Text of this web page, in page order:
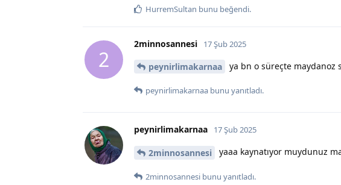
HurremSultan bunu beğendi.
2
2minnosannesi 17 Şub 2025
peynirlimakarnaa ya bn o süreçte maydanoz
peynirlimakarnaa bunu yanıtladı.
peynirlimakarnaa 17 Şub 2025
2minnosannesi yaaa kaynatıyor muydunuz
2minnosannesi bunu yanıtladı.